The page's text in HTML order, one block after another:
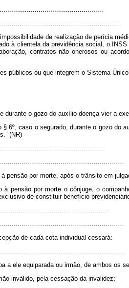
de realização de perícia
à clientela da previdência social, o
contratos não onerosos ou
públicos ou que integrem o Sistema
durante o gozo do auxílio-doença vier a
§ 6º, caso o segurado, durante o gozo do
(NR)
à pensão por morte, após o trânsito em
à pensão por morte o cônjuge, o
de constituir benefício
de cada cota individual cessará:
a ele equiparada ou irmão, de ambos os
inválido, pela cessação da invalidez;